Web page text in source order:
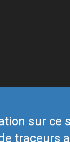
sur ce
traceurs
Back to top